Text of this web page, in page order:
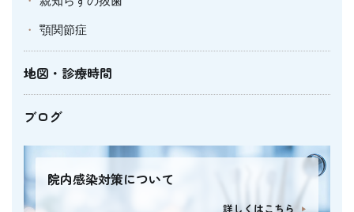
顎関節症
地図・診療時間
ブログ
院内感染対策について
詳しくはこちら